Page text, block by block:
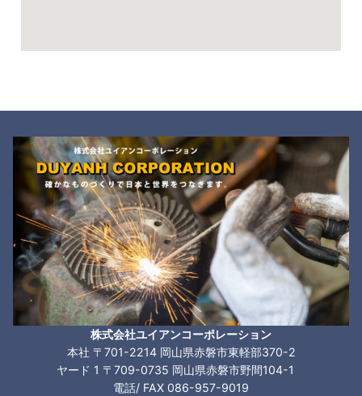
株式会社ユイアンコーポレーション
本社 〒701-2214 岡山県赤磐市東軽部370-2
ヤード 1 〒709-0735 岡山県赤磐市野間104-1
電話/ FAX 086-957-9019